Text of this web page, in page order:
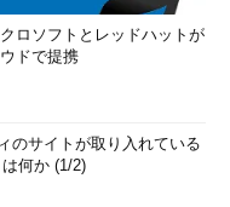
ロソフトとレッドハットが
ドで提携
のサイトが取り入れている
は何か (1/2)